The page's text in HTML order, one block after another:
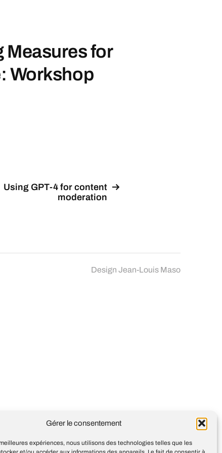
Gérer le consentement
expériences, nous utilisons des technologies telles que les
for
Workshop
Using GPT-4 for content
moderation
Design Jean-Louis Maso